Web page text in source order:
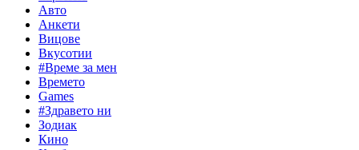
Авто
Анкети
Вицове
Вкусотии
#Време за мен
Времето
Games
#Здравето ни
Зодиак
Кино